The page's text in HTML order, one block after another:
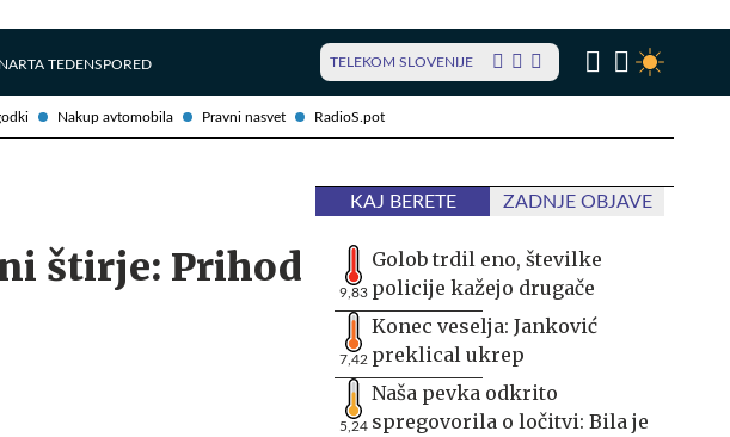
Nakup avtomobila Pravni nasvet RadioS.pot
TA TEDENSPORED TELEKOM SLOVENIJE
štirje: Prihod
KAJ BERETE ZADNJE OBJAVE
9,83
Golob trdil eno, številke
policije kažejo drugače
7,42
Konec veselja: Janković
preklical ukrep
5,24
Naša pevka odkrito
spregovorila o ločitvi: Bila je